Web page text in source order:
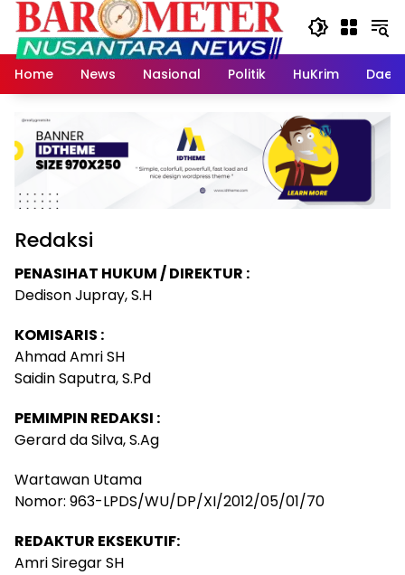
Langsung
konten
Home
News Nasional Politik HuKrim
Redaksi
PENASIHAT HUKUM / DIREKTUR :
Dedison Jupray, S.H
KOMISARIS :
Ahmad Amri SH
Saidin Saputra, S.Pd
PEMIMPIN REDAKSI :
Gerard da Silva, S.Ag
Wartawan Utama
Nomor: 963-LPDS/WU/DP/XI/2012/05/01/70
REDAKTUR EKSEKUTIF:
Amri Siregar SH